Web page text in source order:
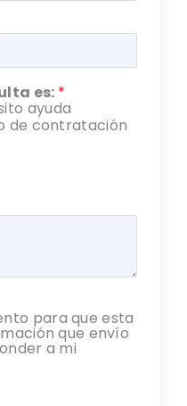
es: *
ayuda
de contratación
para que esta
que envío
a mi